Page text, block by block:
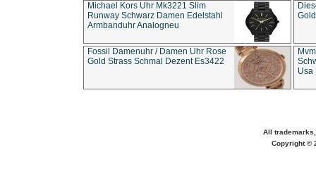
Michael Kors Uhr Mk3221 Slim
Runway Schwarz Damen Edelstahl
Armbanduhr Analogneu
Fossil Damenuhr / Damen Uhr Rose
Gold Strass Schmal Dezent Es3422
Usa
All
Copyright ©